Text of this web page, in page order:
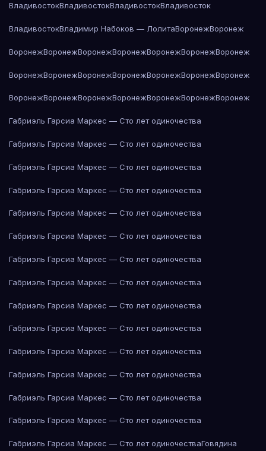
ВладивостокВладивостокВладивостокВладивосток
ВладивостокВладимир Набоков — ЛолитаВоронежВоронеж
ВоронежВоронежВоронежВоронежВоронежВоронежВоронеж
ВоронежВоронежВоронежВоронежВоронежВоронежВоронеж
ВоронежВоронежВоронежВоронежВоронежВоронежВоронеж
Габриэль Гарсиа Маркес — Сто лет одиночества
Габриэль Гарсиа Маркес — Сто лет одиночества
Габриэль Гарсиа Маркес — Сто лет одиночества
Габриэль Гарсиа Маркес — Сто лет одиночества
Габриэль Гарсиа Маркес — Сто лет одиночества
Габриэль Гарсиа Маркес — Сто лет одиночества
Габриэль Гарсиа Маркес — Сто лет одиночества
Габриэль Гарсиа Маркес — Сто лет одиночества
Габриэль Гарсиа Маркес — Сто лет одиночества
Габриэль Гарсиа Маркес — Сто лет одиночества
Габриэль Гарсиа Маркес — Сто лет одиночества
Габриэль Гарсиа Маркес — Сто лет одиночества
Габриэль Гарсиа Маркес — Сто лет одиночества
Габриэль Гарсиа Маркес — Сто лет одиночества
Габриэль Гарсиа Маркес — Сто лет одиночестваГовядина